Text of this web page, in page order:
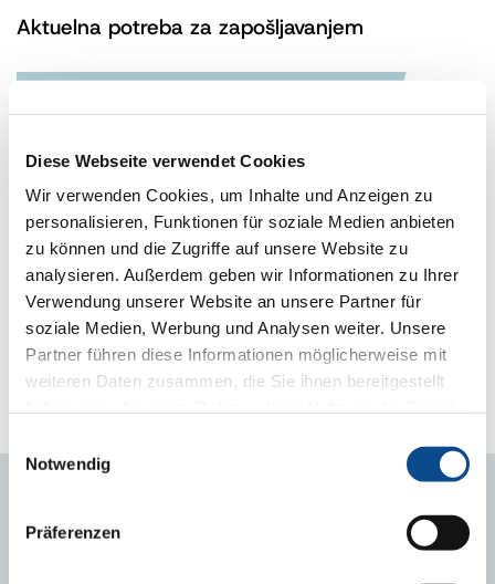
Diese Webseite verwendet Cookies
Wir verwenden Cookies, um Inhalte und Anzeigen zu
personalisieren, Funktionen für soziale Medien anbieten
zu können und die Zugriffe auf unsere Website zu
analysieren. Außerdem geben wir Informationen zu Ihrer
Verwendung unserer Website an unsere Partner für
soziale Medien, Werbung und Analysen weiter. Unsere
Partner führen diese Informationen möglicherweise mit
weiteren Daten zusammen, die Sie ihnen bereitgestellt
Notwendig
Präferenzen
Aktuelna potreba za zapošljavanjem
Product Manager
Zabok
Prodajni predstavnik za Slovenijo
m/ž/d
Terensko delo po Sloveniji
polni delovni čas
PODUZEĆE